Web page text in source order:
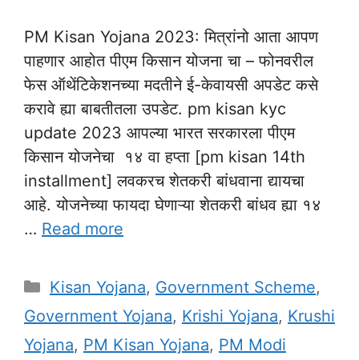
PM Kisan Yojana 2023: मित्रांनो आता आपण
पाहणार आहोत पीएम किसान योजना चा – फोनवरील
फेस ऑथेंटिकेशनच्या मदतीने ई-केवायसी अपडेट कसे
करावे ह्या बाबतीतला उपडेट. pm kisan kyc
update 2023 आपल्या भारत सरकारला पीएम
किसान योजनेचा १४ वा हप्ता [pm kisan 14th
installment] लवकरच शेतकरी बांधवाना द्यायचा
आहे. योजनेच्या फायदा घेणाऱ्या शेतकरी बांधव ह्या १४
… Read more
Categories
Kisan Yojana, Government Scheme,
Government Yojana, Krishi Yojana, Krushi
Yojana, PM Kisan Yojana, PM Modi